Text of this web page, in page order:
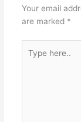
Your email
are marked *
here..